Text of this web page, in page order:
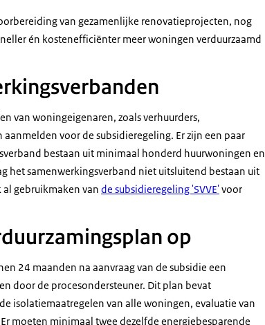
van gezamenlijke renovatieprojecten, nog
én kostenefficiënter meer woningen verduurzaamd
van woningeigenaren, zoals verhuurders,
voor de subsidieregeling. Er zijn een paar
bestaan uit minimaal honderd huurwoningen en
het samenwerkingsverband niet uitsluitend bestaan uit
gebruikmaken van de subsidieregeling 'SVVE'voor
op
24 maanden na aanvraag van de subsidie een
door de procesondersteuner. Dit plan bevat
isolatiemaatregelen van alle woningen, evaluatie van
moeten minimaal twee dezelfde energiebesparende